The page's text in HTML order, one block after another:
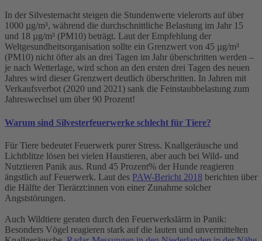
In der Silvesternacht steigen die Stundenwerte vielerorts auf über
1000 µg/m³, während die durchschnittliche Belastung im Jahr 15
und 18 µg/m³ (PM10) beträgt. Laut der Empfehlung der
Weltgesundheitsorganisation sollte ein Grenzwert von 45 µg/m³
(PM10) nicht öfter als an drei Tagen im Jahr überschritten werden –
je nach Wetterlage, wird schon an den ersten drei Tagen des neuen
Jahres wird dieser Grenzwert deutlich überschritten. In Jahren mit
Verkaufsverbot (2020 und 2021) sank die Feinstaubbelastung zum
Jahreswechsel um über 90 Prozent!
Warum sind Silvesterfeuerwerke schlecht für Tiere?
Für Tiere bedeutet Feuerwerk purer Stress. Knallgeräusche und
Lichtblitze lösen bei vielen Haustieren, aber auch bei Wild- und
Nutztieren Panik aus. Rund 45 Prozent% der Hunde reagieren
ängstlich auf Feuerwerk. Laut des PAW-Bericht 2018 berichten über
die Hälfte der Tierärzt:innen von einer Zunahme solcher
Angststörungen.
Auch Wildtiere geraten durch den Feuerwerkslärm in Panik:
Besonders Vögel reagieren stark auf die lauten und unvermittelten